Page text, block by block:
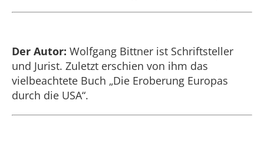
Der Autor: Wolfgang Bittner ist Schriftsteller
und Jurist. Zuletzt erschien von ihm das
vielbeachtete Buch „Die Eroberung Europas
durch die USA“.